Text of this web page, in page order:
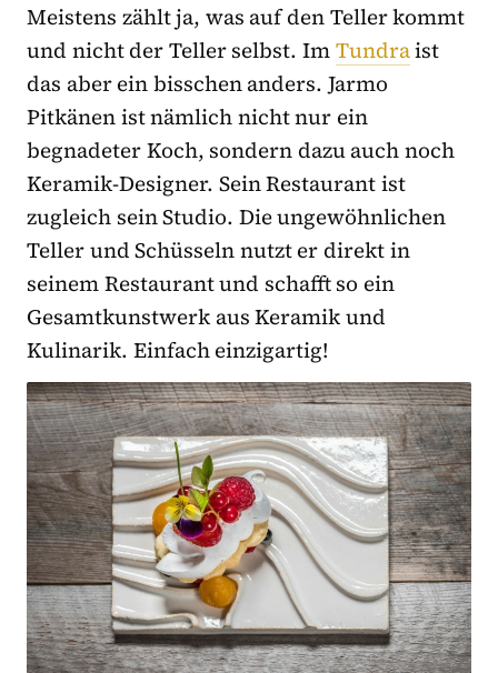
Meistens zählt ja, was auf den Teller kommt
und nicht der Teller selbst. ImTundraist
das aber ein bisschen anders. Jarmo
Pitkänen ist nämlich nicht nur ein
begnadeter Koch, sondern dazu auch noch
Keramik-Designer. Sein Restaurant ist
zugleich sein Studio. Die ungewöhnlichen
Teller und Schüsseln nutzt er direkt in
seinem Restaurant und schafft so ein
Gesamtkunstwerk aus Keramik und
Kulinarik. Einfach einzigartig!